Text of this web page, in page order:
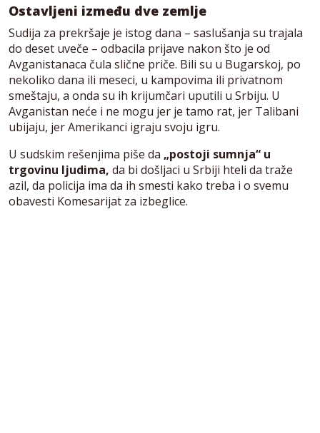
Ostavljeni između dve zemlje
Sudija za prekršaje je istog dana – saslušanja su trajala
do deset uveče – odbacila prijave nakon što je od
Avganistanaca čula slične priče. Bili su u Bugarskoj, po
nekoliko dana ili meseci, u kampovima ili privatnom
smeštaju, a onda su ih krijumčari uputili u Srbiju. U
Avganistan neće i ne mogu jer je tamo rat, jer Talibani
ubijaju, jer Amerikanci igraju svoju igru.
U sudskim rešenjima piše da „postoji sumnja“ u
trgovinu ljudima, da bi došljaci u Srbiji hteli da traže
azil, da policija ima da ih smesti kako treba i o svemu
obavesti Komesarijat za izbeglice.